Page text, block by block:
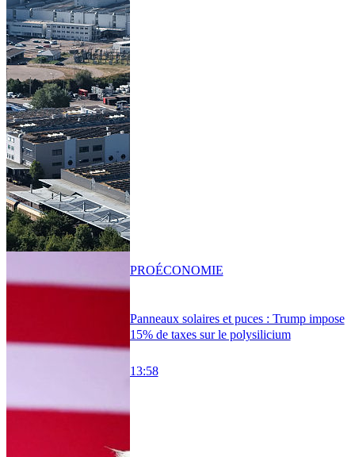
Panneaux solaires et puces : Trump impose
15% de taxes sur le polysilicium
13:58
PROÉCONOMIE